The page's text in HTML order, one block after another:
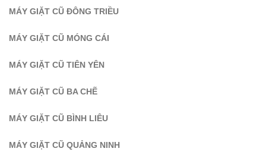
MÁY GIẶT CŨ ĐÔNG TRIỀU
MÁY GIẶT CŨ MÓNG CÁI
MÁY GIẶT CŨ TIÊN YÊN
MÁY GIẶT CŨ BA CHẼ
MÁY GIẶT CŨ BÌNH LIÊU
MÁY GIẶT CŨ QUẢNG NINH